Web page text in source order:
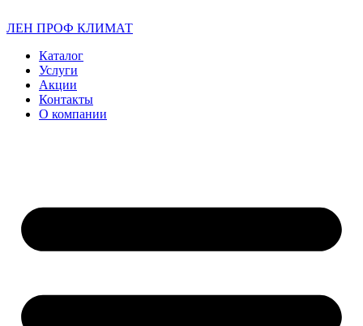
ЛЕН ПРОФ КЛИМАТ
Каталог
Услуги
Акции
Контакты
О компании